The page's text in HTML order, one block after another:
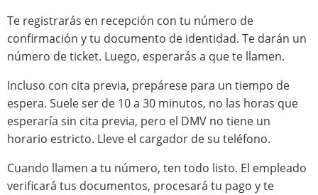
Te registrarás en recepción con tu número de
confirmación y tu documento de identidad. Te darán un
número de ticket. Luego, esperarás a que te llamen.
Incluso con cita previa, prepárese para un tiempo de
espera. Suele ser de 10 a 30 minutos, no las horas que
esperaría sin cita previa, pero el DMV no tiene un
horario estricto. Lleve el cargador de su teléfono.
Cuando llamen a tu número, ten todo listo. El empleado
verificará tus documentos, procesará tu pago y te